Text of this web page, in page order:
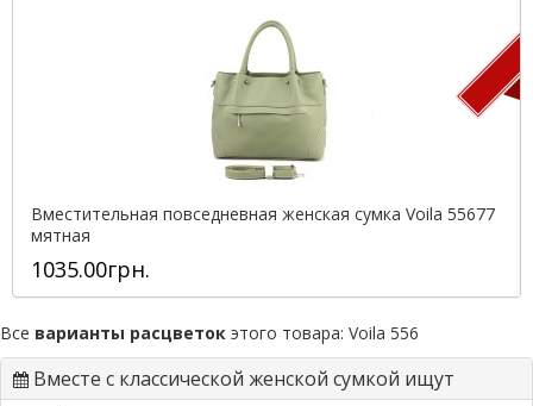
Вместительная повседневная женская сумка Voila 55677
мятная
1035.00грн.
Все варианты расцветок этого товара: Voila 556
Вместе с классической женской сумкой ищут